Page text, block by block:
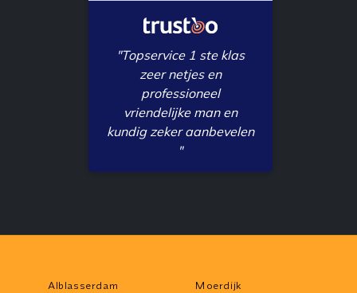
"Topservice 1 ste klas
zeer netjes en
professioneel
vriendelijke man en
kundig zeker aanbevelen
"
Alblasserdam
Moerdijk